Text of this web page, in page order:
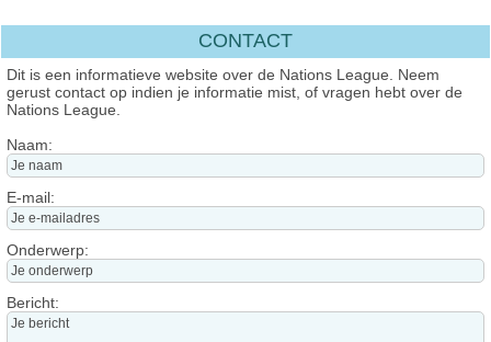
CONTACT
Dit is een informatieve website over de Nations League. Neem
gerust contact op indien je informatie mist, of vragen hebt over de
Nations League.
Naam:
E-mail:
Onderwerp:
Bericht: